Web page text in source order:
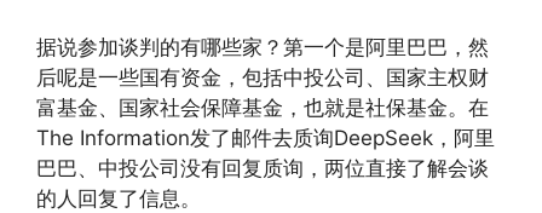
据说参加谈判的有哪些家？第一个是阿里巴巴，然
后呢是一些国有资金，包括中投公司、国家主权财
富基金、国家社会保障基金，也就是社保基金。在
The Information发了邮件去质询DeepSeek，阿里
巴巴、中投公司没有回复质询，两位直接了解会谈
的人回复了信息。